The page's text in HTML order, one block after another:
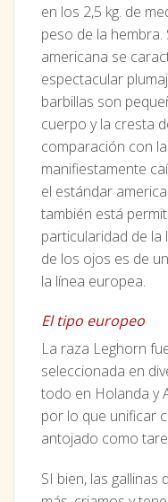
en los 2,5 kg. de
peso de la hembra.
americana se
espectacular
barbillas son
cuerpo y la cresta
comparación con
manifiestamente
el estándar
también está
particularidad de la
de los ojos es de
la línea europea.
El tipo europeo
La raza Leghorn
seleccionada en
todo en Holanda y
por lo que unificar
antojado como
SI bien, las gallinas